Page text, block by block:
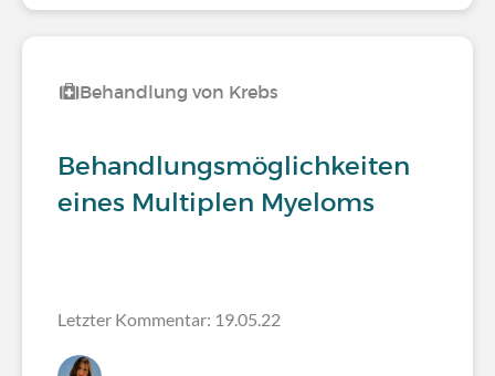
Behandlung von Krebs
Behandlungsmöglichkeiten
eines Multiplen Myeloms
Letzter Kommentar: 19.05.22